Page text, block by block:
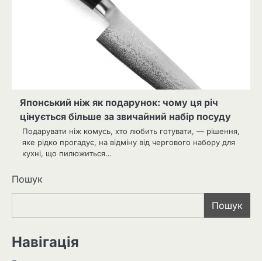
Японський ніж як подарунок: чому ця річ
цінується більше за звичайний набір посуду
Подарувати ніж комусь, хто любить готувати, — рішення,
яке рідко прогадує, на відміну від чергового набору для
кухні, що пилюжиться…
Пошук
Пошук
Навігація